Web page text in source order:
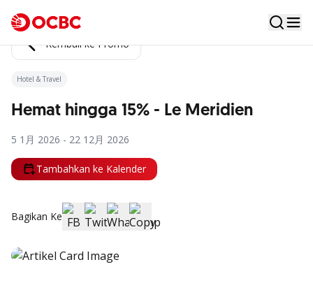
Kembali ke Promo
Hotel & Travel
Hemat hingga 15% - Le Meridien
5 1月 2026 - 22 12月 2026
Tambahkan ke Kalender
Bagikan Ke